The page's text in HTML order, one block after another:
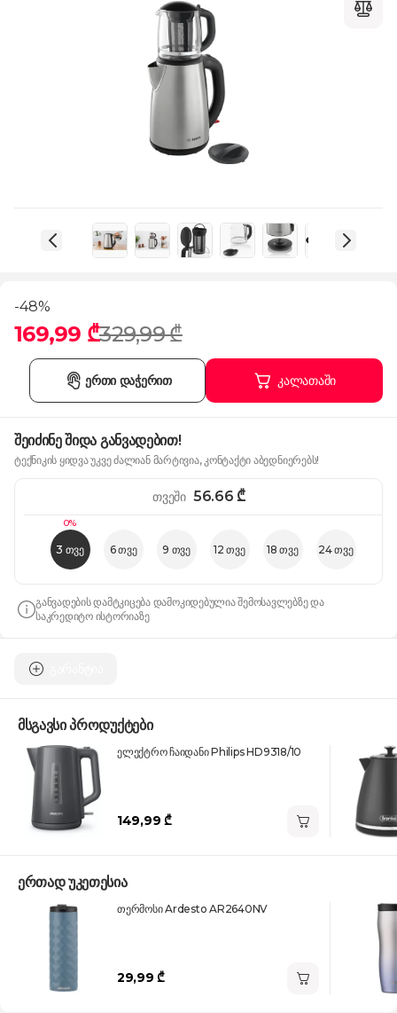
-48%
169,99 ₾329,99 ₾
კალათაში
ერთი დაჭერით
შეიძინე შიდა განვადებით!
ტექნიკის ყიდვა უკვე ძალიან მარტივია, კონტაქტი აბედნიერებს!
0%
3 თვე 6 თვე 9 თვე 12 თვე 18 თვე 24 თვე
თვეში 56.66 ₾
განვადების დამტკიცება დამოკიდებულია შემოსავლებზე და
საკრედიტო ისტორიაზე
მსგავსი პროდუქტები
ელექტრო ჩაიდანი Philips HD9318/10
149,99 ₾
ერთად უკეთესია
თერმოსი Ardesto AR2640NV
29,99 ₾